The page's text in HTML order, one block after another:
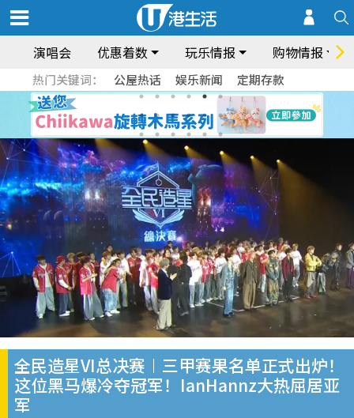
演唱会 优惠着数 玩乐情报 购物情报
热门关键词： 公屋热话 娱乐新闻 定期存款
全民造星VI总决赛︱三甲赛果名单正式出炉！
这位黑马爆冷夺冠军！IanHannz大热屈居亚
军